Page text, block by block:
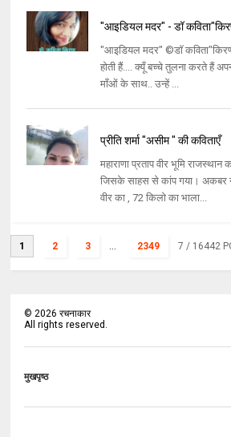
"आइडियल मदर" - डॉ
"आइडियल मदर" ©डॉ
होती हैं.... क्यूँ बच्चे तुलना करते हैं
माँओं के साथ.. उन्हें ...
प्रीति शर्मा "असीम " की कविताएँ
महाराणा प्रताप वीर भूमि राजस्थान
जिसके साहस से कांप गया। अकबर
वीर का , 72 किलो का भाला...
1 2 3 ... 2349 7 / 16442
©2026 रचनाकार
All rights reserved.
मुखपृष्ठ